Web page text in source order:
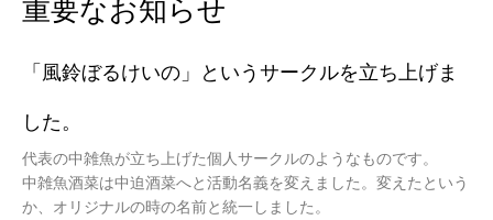
重要なお知らせ
「風鈴ぼるけいの」というサークルを立ち上げま
した。
代表の中雑魚が立ち上げた個人サークルのようなものです。
中雑魚酒菜は中迫酒菜へと活動名義を変えました。変えたという
か、オリジナルの時の名前と統一しました。